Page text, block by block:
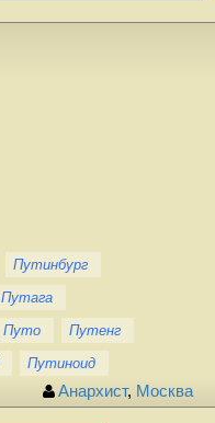
Путинбург
Путага
Путо
Путенг
Путиноид
Анархист, Москва